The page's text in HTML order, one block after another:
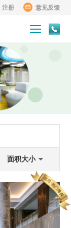
注册 意见反馈
面积大小